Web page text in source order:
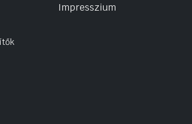
Impresszium